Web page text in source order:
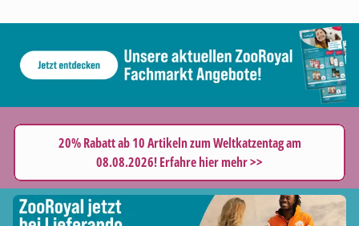
20% Rabatt ab 10 Artikeln zum Weltkatzentag am
08.08.2026! Erfahre hier mehr >>